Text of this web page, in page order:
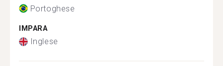
Portoghese
IMPARA
Inglese